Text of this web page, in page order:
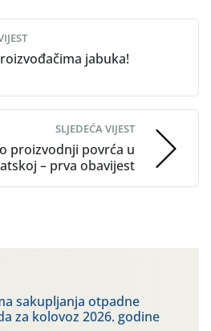
jabuka!
SLJEDEĆA VIJEST
proizvodnji povrća u
– prva obavijest
sakupljanja otpadne
za kolovoz 2026. godine